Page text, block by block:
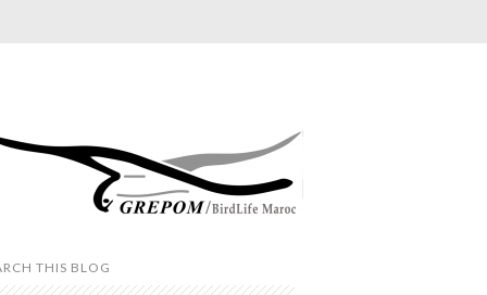
THIS BLOG